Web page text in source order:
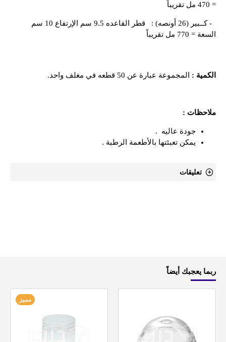
= 470 مل تقريباً
- كــبير (26 أونصه) : قطر القاعده 9.5 سم الإرتفاع 10 سم
السعة = 770 مل تقريباً
الكمية : المجموعة عبارة عن 50 قطعه في مغلف واحد.
ملاحظات :
جودة عاليه .
يمكن تعبئتها بالأطعمة الرطبة .
تعليقات
ربما يعجبك أيضاً
مميز